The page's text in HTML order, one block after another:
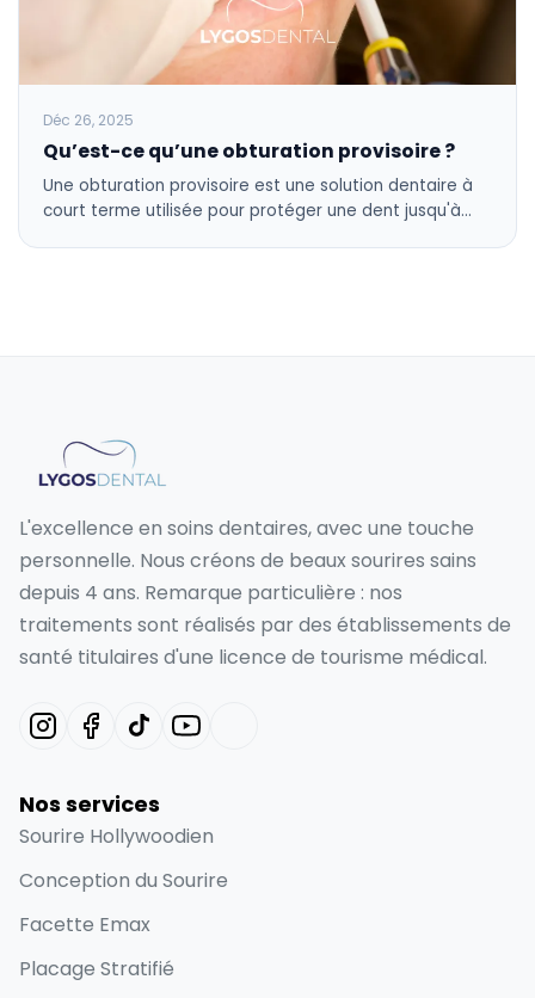
Déc 26, 2025
Qu’est-ce qu’une obturation provisoire ?
Une obturation provisoire est une solution dentaire à
court terme utilisée pour protéger une dent jusqu'à…
L'excellence en soins dentaires, avec une touche
personnelle. Nous créons de beaux sourires sains
depuis 4 ans. Remarque particulière : nos
traitements sont réalisés par des établissements de
santé titulaires d'une licence de tourisme médical.
Nos services
Sourire Hollywoodien
Conception du Sourire
Facette Emax
Placage Stratifié